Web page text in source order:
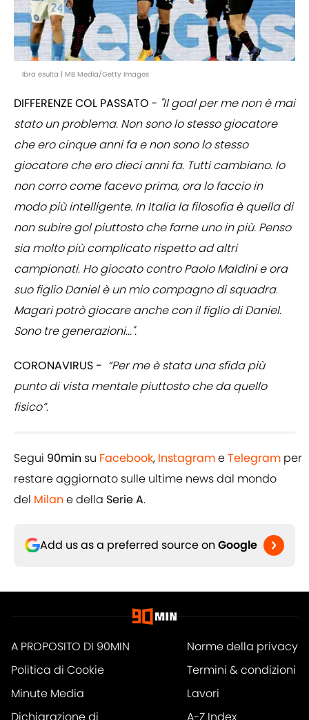
Ibra esulta | MB Media/Getty Images
DIFFERENZE COL PASSATO - "Il goal per me non è mai
stato un problema. Non sono lo stesso giocatore
che ero cinque anni fa e non sono lo stesso
giocatore che ero dieci anni fa. Tutti cambiano. Io
non corro come facevo prima, ora lo faccio in
modo più intelligente. In Italia la filosofia è quella di
non subire gol piuttosto che farne uno in più. Penso
sia molto più complicato rispetto ad altri
campionati. Ho giocato contro Paolo Maldini e ora
suo figlio Daniel è un mio compagno di squadra.
Magari potrò giocare anche con il figlio di Daniel.
Sono tre generazioni...".
CORONAVIRUS - “Per me è stata una sfida più
punto di vista mentale piuttosto che da quello
fisico”.
Segui 90min su Facebook, InstagrameTelegram per
restare aggiornato sulle ultime news dal mondo
del Milan e della Serie A.
Add us as a preferred source on Google
A PROPOSITO DI 90MIN
Norme della privacy
Politica di Cookie
Termini & condizioni
Minute Media
Lavori